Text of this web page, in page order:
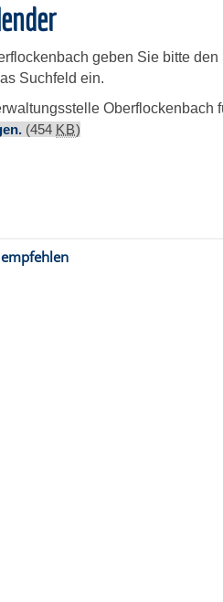
geben Sie bitte den
Suchfeld ein.
Oberflockenbach
(454 KB)